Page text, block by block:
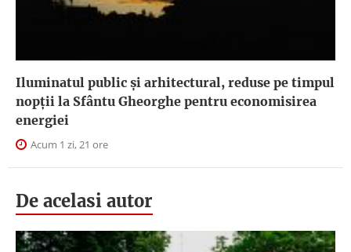
Iluminatul public şi arhitectural, reduse pe timpul
nopţii la Sfântu Gheorghe pentru economisirea
energiei
Acum 1 zi, 21 ore
De acelasi autor